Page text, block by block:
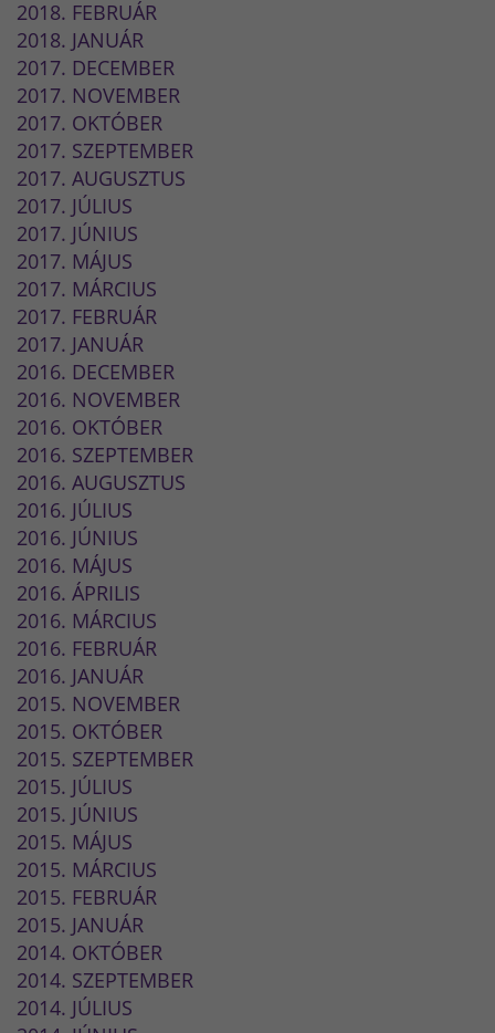
2018. FEBRUÁR
2018. JANUÁR
2017. DECEMBER
2017. NOVEMBER
2017. OKTÓBER
2017. SZEPTEMBER
2017. AUGUSZTUS
2017. JÚLIUS
2017. JÚNIUS
2017. MÁJUS
2017. MÁRCIUS
2017. FEBRUÁR
2017. JANUÁR
2016. DECEMBER
2016. NOVEMBER
2016. OKTÓBER
2016. SZEPTEMBER
2016. AUGUSZTUS
2016. JÚLIUS
2016. JÚNIUS
2016. MÁJUS
2016. ÁPRILIS
2016. MÁRCIUS
2016. FEBRUÁR
2016. JANUÁR
2015. NOVEMBER
2015. OKTÓBER
2015. SZEPTEMBER
2015. JÚLIUS
2015. JÚNIUS
2015. MÁJUS
2015. MÁRCIUS
2015. FEBRUÁR
2015. JANUÁR
2014. OKTÓBER
2014. SZEPTEMBER
2014. JÚLIUS